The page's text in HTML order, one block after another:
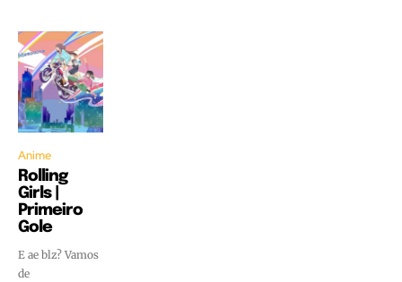
Anime
Rolling
Girls |
Primeiro
Gole
E ae blz? Vamos
de